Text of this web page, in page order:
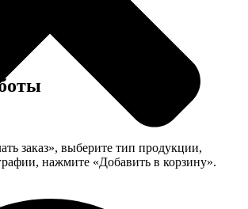
заказ», выберите тип продукции,
нажмите «Добавить в корзину».